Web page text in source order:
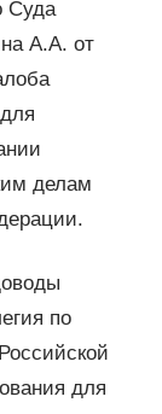
Суда
А.А. от
делам
по
для